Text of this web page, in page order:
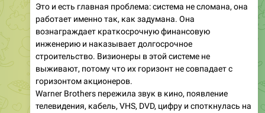
Это и есть главная проблема: система не сломана, она
работает именно так, как задумана. Она
вознаграждает краткосрочную финансовую
инженерию и наказывает долгосрочное
строительство. Визионеры в этой системе не
выживают, потому что их горизонт не совпадает с
горизонтом акционеров.
Warner Brothers пережила звук в кино, появление
телевидения, кабель, VHS, DVD, цифру и споткнулась на